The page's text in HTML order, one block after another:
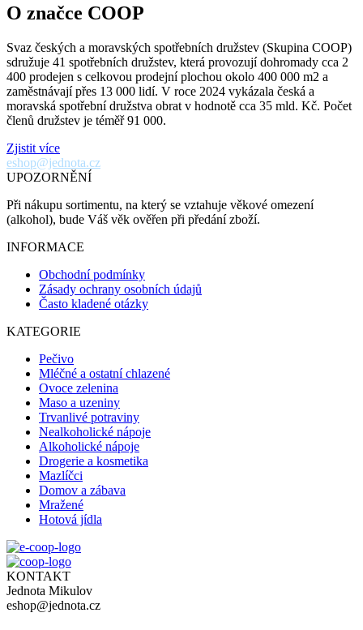
O značce COOP
Svaz českých a moravských spotřebních družstev (Skupina COOP)
sdružuje 41 spotřebních družstev, která provozují dohromady cca 2
400 prodejen s celkovou prodejní plochou okolo 400 000 m2 a
zaměstnávají přes 13 000 lidí. V roce 2024 vykázala česká a
moravská spotřební družstva obrat v hodnotě cca 35 mld. Kč. Počet
členů družstev je téměř 91 000.
Zjistit více
eshop@jednota.cz
UPOZORNĚNÍ
Při nákupu sortimentu, na který se vztahuje věkové omezení
(alkohol), bude Váš věk ověřen při předání zboží.
INFORMACE
Obchodní podmínky
Zásady ochrany osobních údajů
Často kladené otázky
KATEGORIE
Pečivo
Mléčné a ostatní chlazené
Ovoce zelenina
Maso a uzeniny
Trvanlivé potraviny
Nealkoholické nápoje
Alkoholické nápoje
Drogerie a kosmetika
Mazlíčci
Domov a zábava
Mražené
Hotová jídla
KONTAKT
Jednota Mikulov
eshop@jednota.cz